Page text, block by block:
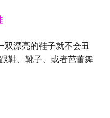
双漂亮的鞋子就不会丑
鞋、靴子、或者芭蕾舞